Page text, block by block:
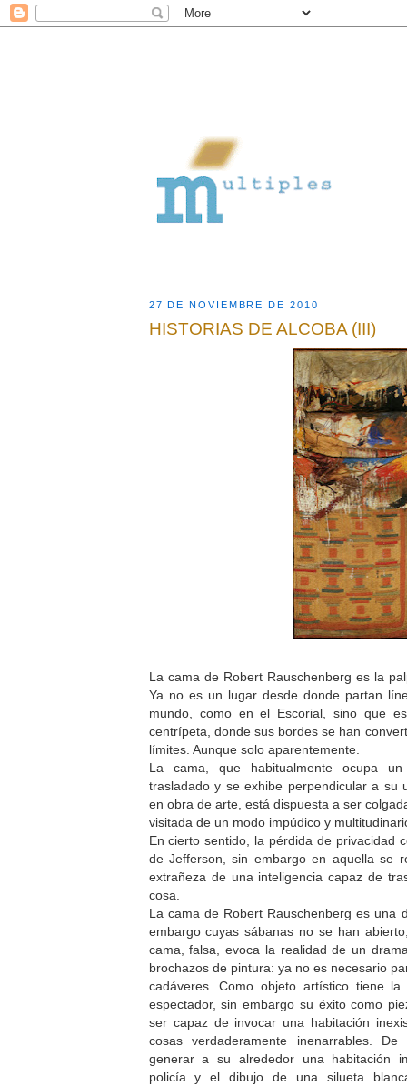
27 DE NOVIEMBRE DE 2010
HISTORIAS DE ALCOBA (III)
La cama de Robert Rauschenberg es la
Ya no es un lugar desde donde partan
mundo, como en el Escorial, sino que
centrípeta, donde sus bordes se han
límites. Aunque solo aparentemente.
La cama, que habitualmente ocupa
trasladado y se exhibe perpendicular a su
en obra de arte, está dispuesta a ser
visitada de un modo impúdico y
En cierto sentido, la pérdida de privacidad
de Jefferson, sin embargo en aquella se
extrañeza de una inteligencia capaz de
cosa.
La cama de Robert Rauschenberg es una
embargo cuyas sábanas no se han
cama, falsa, evoca la realidad de un
brochazos de pintura: ya no es necesario
cadáveres. Como objeto artístico tiene
espectador, sin embargo su éxito como
ser capaz de invocar una habitación
cosas verdaderamente inenarrables.
generar a su alrededor una habitación
policía y el dibujo de una silueta